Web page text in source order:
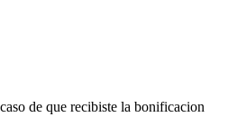
de que recibiste la bonificacion